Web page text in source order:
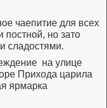
чаепитие для всех
но зато
сладостями.
на улице
Прихода царила
ярмарка